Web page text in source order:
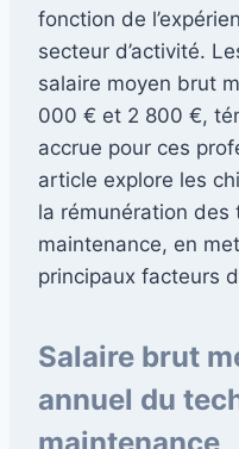
fonction de
secteur d’activité.
salaire moyen brut
000 € et 2 800 €,
accrue pour ces
article explore les
la rémunération des
maintenance, en
principaux facteurs
Salaire brut
annuel du